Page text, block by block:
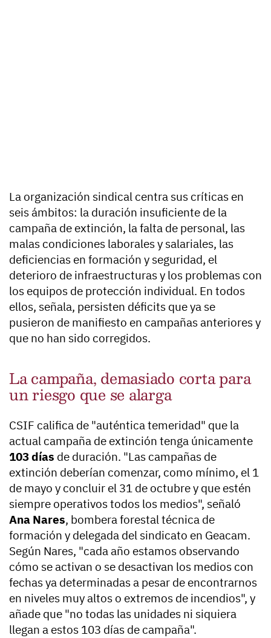
La organización sindical centra sus críticas en
seis ámbitos: la duración insuficiente de la
campaña de extinción, la falta de personal, las
malas condiciones laborales y salariales, las
deficiencias en formación y seguridad, el
deterioro de infraestructuras y los problemas con
los equipos de protección individual. En todos
ellos, señala, persisten déficits que ya se
pusieron de manifiesto en campañas anteriores y
que no han sido corregidos.
La campaña, demasiado corta para
un riesgo que se alarga
CSIF califica de "auténtica temeridad" que la
actual campaña de extinción tenga únicamente
103 días de duración. "Las campañas de
extinción deberían comenzar, como mínimo, el 1
de mayo y concluir el 31 de octubre y que estén
siempre operativos todos los medios", señaló
Ana Nares, bombera forestal técnica de
formación y delegada del sindicato en Geacam.
Según Nares, "cada año estamos observando
cómo se activan o se desactivan los medios con
fechas ya determinadas a pesar de encontrarnos
en niveles muy altos o extremos de incendios", y
añade que "no todas las unidades ni siquiera
llegan a estos 103 días de campaña".